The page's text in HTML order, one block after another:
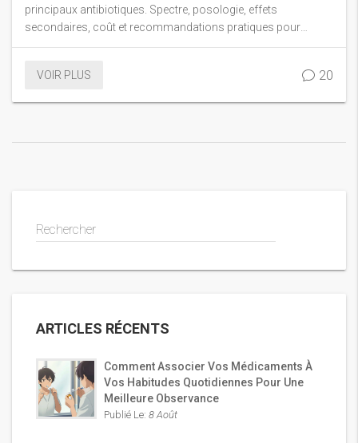
principaux antibiotiques. Spectre, posologie, effets
secondaires, coût et recommandations pratiques pour
choisir le bon traitement.
VOIR PLUS 20
Rechercher
ARTICLES RÉCENTS
Comment Associer Vos Médicaments À
Vos Habitudes Quotidiennes Pour Une
Meilleure Observance
Publié Le: 8 Août